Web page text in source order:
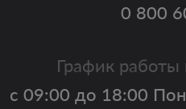
0 800
График работы
с 09:00 до 18:00